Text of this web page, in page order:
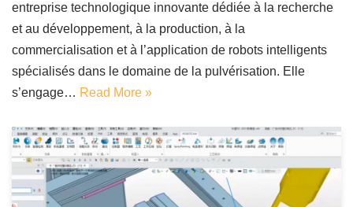
entreprise technologique innovante dédiée à la recherche
et au développement, à la production, à la
commercialisation et à l’application de robots intelligents
spécialisés dans le domaine de la pulvérisation. Elle
s’engage… Read More »